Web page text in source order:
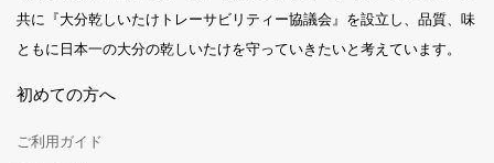
共に『大分乾しいたけトレーサビリティー協議会』を設立し、品質、味
ともに日本一の大分の乾しいたけを守っていきたいと考えています。
初めての方へ
ご利用ガイド